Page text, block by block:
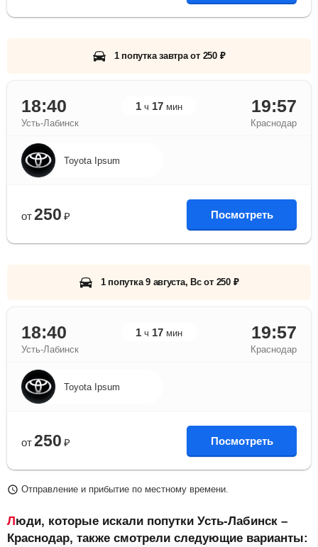
1 попутка завтра от 250 ₽
18:40 1 ч 17 мин 19:57
Усть-Лабинск Краснодар
Toyota Ipsum
от 250 ₽ Посмотреть
1 попутка 9 августа, Вс от 250 ₽
18:40 1 ч 17 мин 19:57
Усть-Лабинск Краснодар
Toyota Ipsum
от 250 ₽ Посмотреть
Отправление и прибытие по местному времени.
Люди, которые искали попутки Усть-Лабинск –
Краснодар, также смотрели следующие варианты: